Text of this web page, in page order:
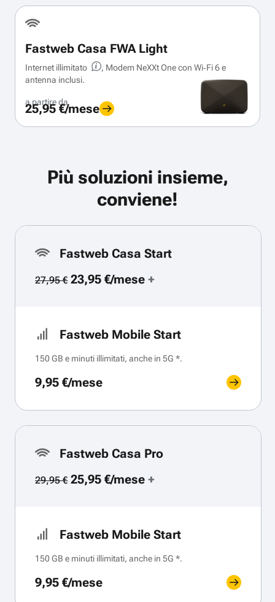
Fastweb Casa FWA Light
Internet illimitato
, Modem NeXXt One con Wi‑Fi 6 e
antenna inclusi.
a partire da
25,95 €/mese
Più soluzioni insieme,
conviene!
Fastweb Casa Start
27,95 €23,95 €/mese+
Fastweb Mobile Start
150 GB e minuti illimitati, anche in 5G *.
9,95 €/mese
Fastweb Casa Pro
29,95 €25,95 €/mese+
Fastweb Mobile Start
150 GB e minuti illimitati, anche in 5G *.
9,95 €/mese